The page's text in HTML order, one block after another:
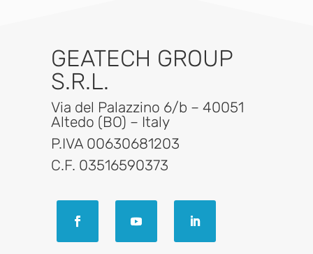
GEATECH GROUP
S.R.L.
Via del Palazzino 6/b – 40051
Altedo (BO) – Italy
P.IVA 00630681203
C.F. 03516590373